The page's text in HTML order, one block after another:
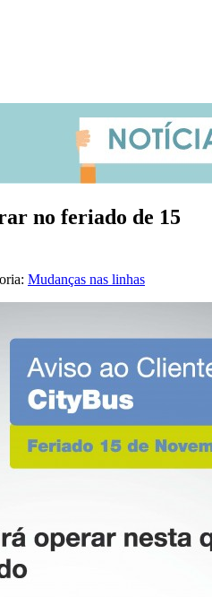
no feriado de 15
Mudanças nas linhas